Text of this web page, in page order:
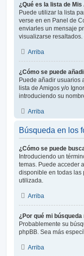
¿Qué es la lista de
Puede utilizar la lista
verse en en Panel de
enviarles un mensaje
visualizarse
Arriba
¿Cómo se puede
Puede añadir usuarios
lista de Amigos y/o
introduciendo su
Arriba
Búsqueda en los
¿Cómo se puede
Introduciendo un
temas. Puede acceder
disponible en todas las
utilizada.
Arriba
¿Por qué mi
Probablemente su
phpBB. Sea más
Arriba